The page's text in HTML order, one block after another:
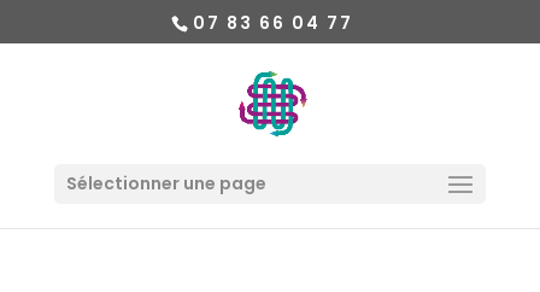
07 83 66 04 77
Sélectionner une page